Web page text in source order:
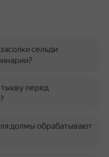
сельди
перед
долмы обрабатывают